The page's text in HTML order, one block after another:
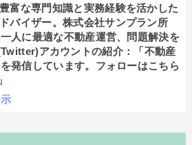
富な専門知識と実務経験を活かした
バイザー。株式会社サンプラン所
人に最適な不動産運営、問題解決を
アカウントの紹介：「不動産
発信しています。フォローはこちら